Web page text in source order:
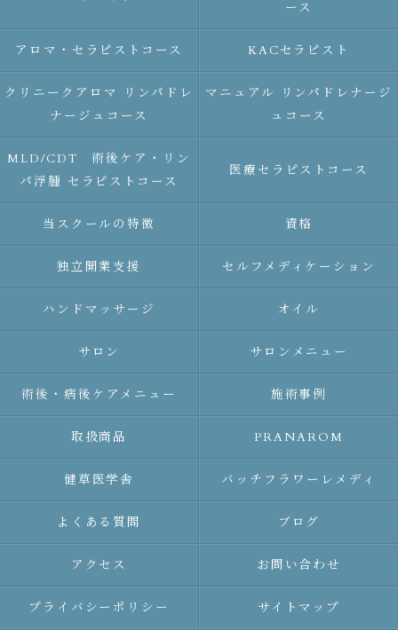
ース
アロマ・セラピストコース KACセラピスト
クリニークアロマ リンパドレ
ナージュコース
マニュアル リンパドレナージ
ュコース
MLD/CDT 術後ケア・リン
パ浮腫 セラピストコース
医療セラピストコース
当スクールの特徴 資格
独立開業支援 セルフメディケーション
ハンドマッサージ オイル
サロン サロンメニュー
術後・病後ケアメニュー 施術事例
取扱商品 PRANAROM
健草医学舎 バッチフラワーレメディ
よくある質問 ブログ
アクセス お問い合わせ
プライバシーポリシー サイトマップ